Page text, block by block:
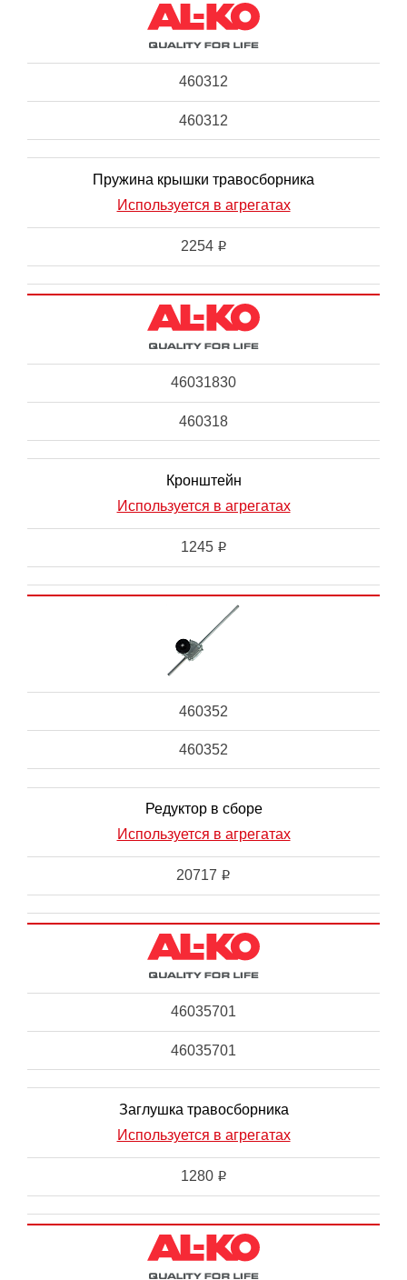
460312
460312
Пружина крышки травосборника
Используется в агрегатах
2254 i
46031830
460318
Кронштейн
Используется в агрегатах
1245 i
460352
460352
Редуктор в сборе
Используется в агрегатах
20717 i
46035701
46035701
Заглушка травосборника
Используется в агрегатах
1280 i